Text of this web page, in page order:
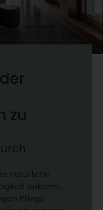
zu
natürliche
bekannt,
Pflege